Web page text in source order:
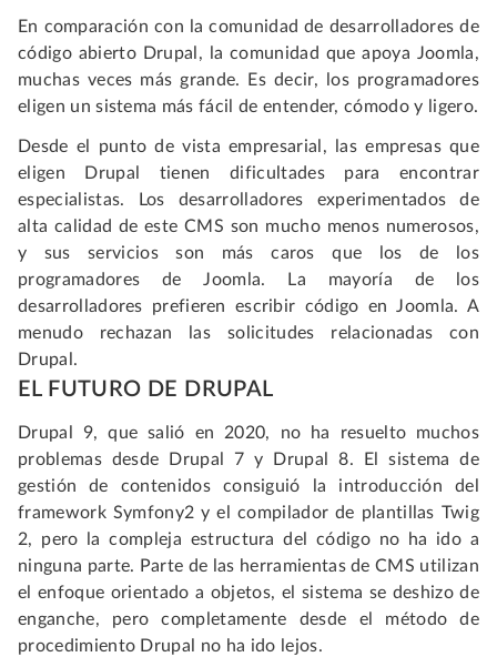
En comparación con la comunidad de desarrolladores de
código abierto Drupal, la comunidad que apoya Joomla,
muchas veces más grande. Es decir, los programadores
eligen un sistema más fácil de entender, cómodo y ligero.
Desde el punto de vista empresarial, las empresas que
eligen Drupal tienen dificultades para encontrar
especialistas. Los desarrolladores experimentados de
alta calidad de este CMS son mucho menos numerosos,
y sus servicios son más caros que los de los
programadores de Joomla. La mayoría de los
desarrolladores prefieren escribir código en Joomla. A
menudo rechazan las solicitudes relacionadas con
Drupal.
EL FUTURO DE DRUPAL
Drupal 9, que salió en 2020, no ha resuelto muchos
problemas desde Drupal 7 y Drupal 8. El sistema de
gestión de contenidos consiguió la introducción del
framework Symfony2 y el compilador de plantillas Twig
2, pero la compleja estructura del código no ha ido a
ninguna parte. Parte de las herramientas de CMS utilizan
el enfoque orientado a objetos, el sistema se deshizo de
enganche, pero completamente desde el método de
procedimiento Drupal no ha ido lejos.